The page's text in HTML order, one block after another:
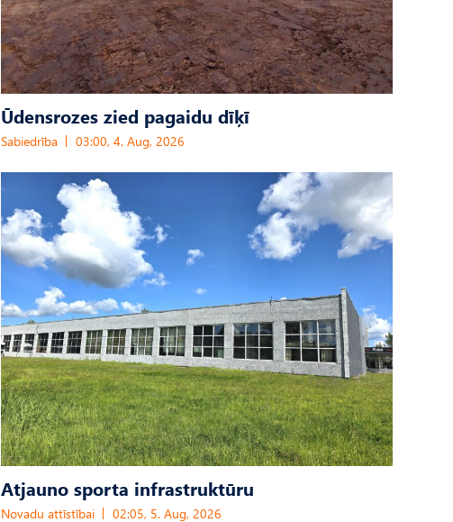
Ūdensrozes zied pagaidu dīķī
Sabiedrība 03:00, 4. Aug, 2026
Atjauno sporta infrastruktūru
Novadu attīstībai 02:05, 5. Aug, 2026